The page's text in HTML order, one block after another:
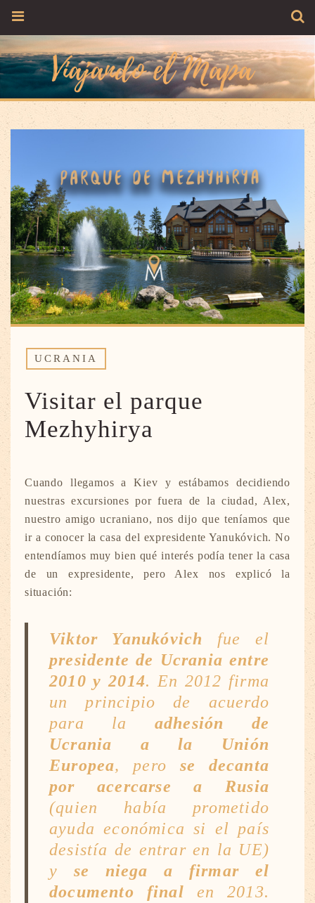
UCRANIA
Visitar el parque
Mezhyhirya
Cuando llegamos a Kiev y estábamos decidiendo
nuestras excursiones por fuera de la ciudad, Alex,
nuestro amigo ucraniano, nos dijo que teníamos que
ir a conocer la casa del expresidente Yanukóvich. No
entendíamos muy bien qué interés podía tener la casa
de un expresidente, pero Alex nos explicó la
situación:
Viktor Yanukóvich fue el
presidente de Ucrania entre
2010 y 2014. En 2012 firma
un principio de acuerdo
para la adhesión de
Ucrania a la Unión
Europea, pero se decanta
por acercarse a Rusia
(quien había prometido
ayuda económica si el país
desistía de entrar en la UE)
y se niega a firmar el
documento final en 2013.